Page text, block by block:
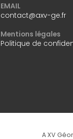
EMAIL
contact@axv-ge.fr
Mentions légales
Politique de
A XV